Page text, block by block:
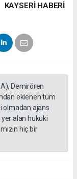
KAYSERI HABERİ
Demirören
eklenen tüm
olmadan ajans
alan hukuki
hiç bir